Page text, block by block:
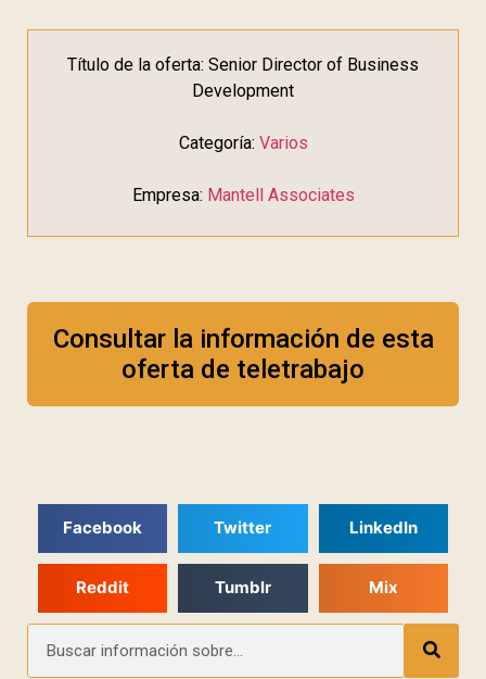
Título de la oferta: Senior Director of Business
Development
Categoría: Varios
Empresa: Mantell Associates
Consultar la información de esta
oferta de teletrabajo
Facebook Twitter LinkedIn
Reddit Tumblr Mix